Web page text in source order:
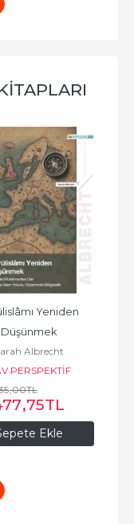
Ekle
Yeniden
Düşünmek
Albrecht
PERSPEKTİF
,00TL
,75TL